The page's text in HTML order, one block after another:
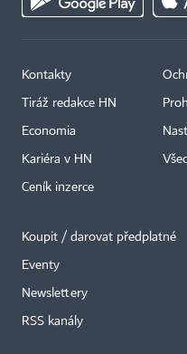
Kontakty
Tiráž redakce HN
Economia
Kariéra v HN
Ceník inzerce
Koupit / darovat předplatné
Eventy
Newslettery
RSS kanály